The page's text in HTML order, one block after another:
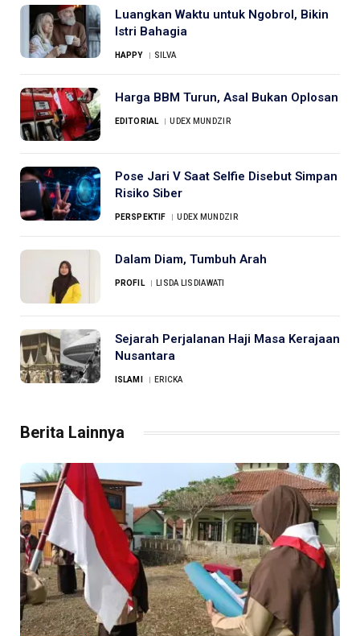
Luangkan Waktu untuk Ngobrol, Bikin
Istri Bahagia
HAPPY SILVA
Harga BBM Turun, Asal Bukan Oplosan
EDITORIAL UDEX MUNDZIR
Pose Jari V Saat Selfie Disebut Simpan
Risiko Siber
PERSPEKTIF UDEX MUNDZIR
Dalam Diam, Tumbuh Arah
PROFIL LISDA LISDIAWATI
Sejarah Perjalanan Haji Masa Kerajaan
Nusantara
ISLAMI ERICKA
Berita Lainnya